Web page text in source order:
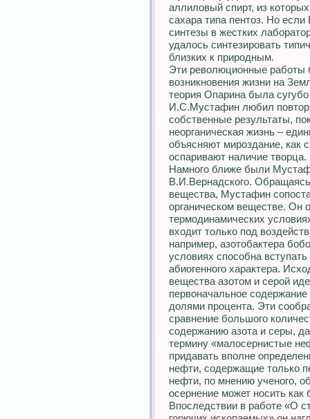
аллиловый спирт, из
сахара типа пентоз. Но
синтезы в жестких
удалось синтезировать
близких к природным.
Эти революционные работы
возникновения жизни на
теория Опарина была
И.С.Мустафин любил
собственные результаты,
неорганическая жизнь –
объясняют мироздание, как
оспаривают наличие творца.
Намного ближе были
В.И.Вернадского. Обращаясь
вещества, Мустафин
органическом веществе. Он
термодинамических
входит только под
например, азотобактера
условиях способна
абиогенного характера.
вещества азотом и серой
первоначальное
долями процента. Эти
сравнение большого
содержанию азота и серы,
термину «малосернистые
придавать вполне
нефти, содержащие только
нефти, по мнению ученого,
осернение может носить как
Впоследствии в работе «О